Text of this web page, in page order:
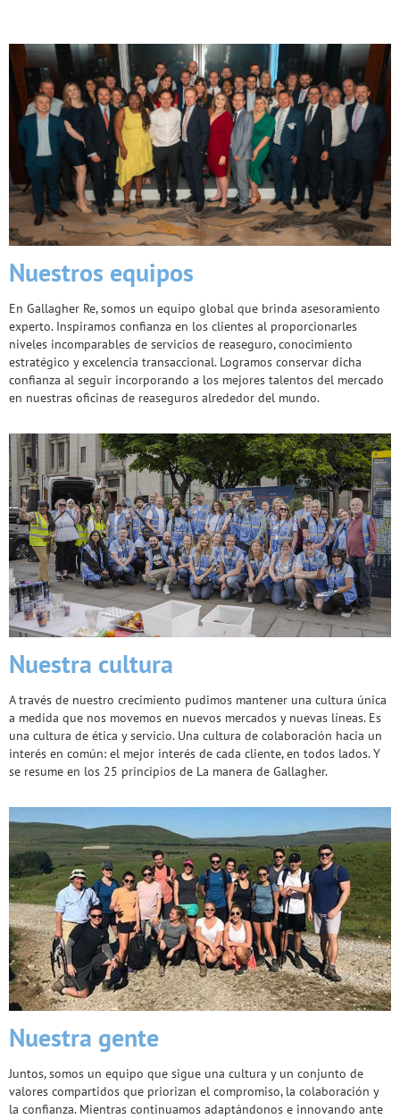
Nuestros equipos
En Gallagher Re, somos un equipo global que brinda asesoramiento
experto. Inspiramos confianza en los clientes al proporcionarles
niveles incomparables de servicios de reaseguro, conocimiento
estratégico y excelencia transaccional. Logramos conservar dicha
confianza al seguir incorporando a los mejores talentos del mercado
en nuestras oficinas de reaseguros alrededor del mundo.
Nuestra cultura
A través de nuestro crecimiento pudimos mantener una cultura única
a medida que nos movemos en nuevos mercados y nuevas líneas. Es
una cultura de ética y servicio. Una cultura de colaboración hacia un
interés en común: el mejor interés de cada cliente, en todos lados. Y
se resume en los 25 principios de La manera de Gallagher.
Nuestra gente
Juntos, somos un equipo que sigue una cultura y un conjunto de
valores compartidos que priorizan el compromiso, la colaboración y
la confianza. Mientras continuamos adaptándonos e innovando ante